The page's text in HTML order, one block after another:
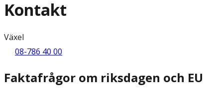
Kontakt
Växel
08-786 40 00
Faktafrågor om riksdagen och EU